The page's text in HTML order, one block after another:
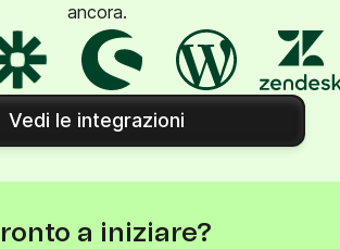
ancora.
Vedi le integrazioni
a iniziare?